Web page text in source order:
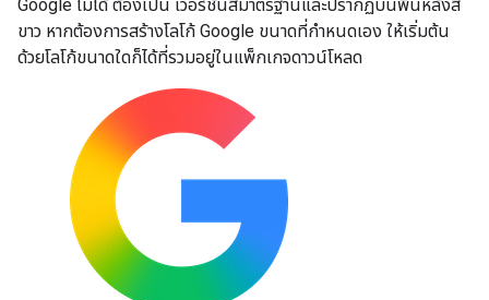
Google ไม่ได้ ต้องเป็น เวอร์ชันสีมาตรฐานและปรากฏบนพื้นหลังสี
ขาว หากต้องการสร้างโลโก้ Google ขนาดที่กำหนดเอง ให้เริ่มต้น
ด้วยโลโก้ขนาดใดก็ได้ที่รวมอยู่ในแพ็กเกจดาวน์โหลด